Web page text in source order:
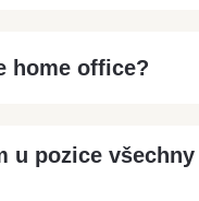
home office?
u pozice